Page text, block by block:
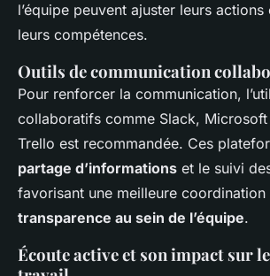
l’équipe peuvent ajuster leurs
leurs compétences.
Outils de communication
Pour renforcer la communication,
collaboratifs comme Slack, Microsoft
Trello est recommandée. Ces
partage d’informations et le suivi
favorisant une meilleure coordination
transparence au sein de l’équipe.
Écoute active et son impact sur